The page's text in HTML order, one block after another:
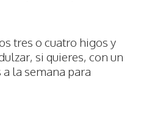
tres o cuatro higos y
si quieres, con un
la semana para